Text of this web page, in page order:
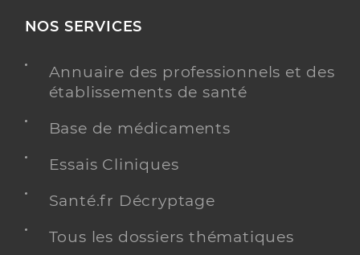
NOS SERVICES
Annuaire des professionnels et des
établissements de santé
Base de médicaments
Essais Cliniques
Santé.fr Décryptage
Tous les dossiers thématiques